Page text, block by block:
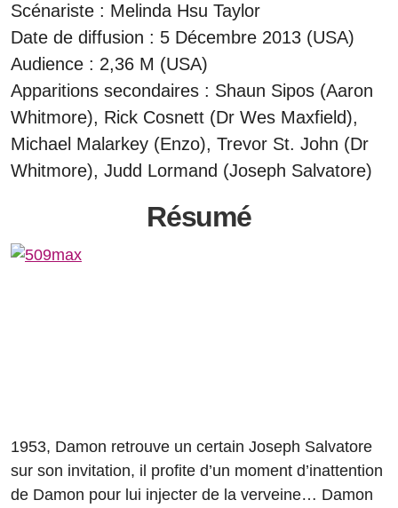
Scénariste : Melinda Hsu Taylor
Date de diffusion : 5 Décembre 2013 (USA)
Audience : 2,36 M (USA)
Apparitions secondaires : Shaun Sipos (Aaron
Whitmore), Rick Cosnett (Dr Wes Maxfield),
Michael Malarkey (Enzo), Trevor St. John (Dr
Whitmore), Judd Lormand (Joseph Salvatore)
Résumé
1953, Damon retrouve un certain Joseph Salvatore
sur son invitation, il profite d’un moment d’inattention
de Damon pour lui injecter de la verveine… Damon